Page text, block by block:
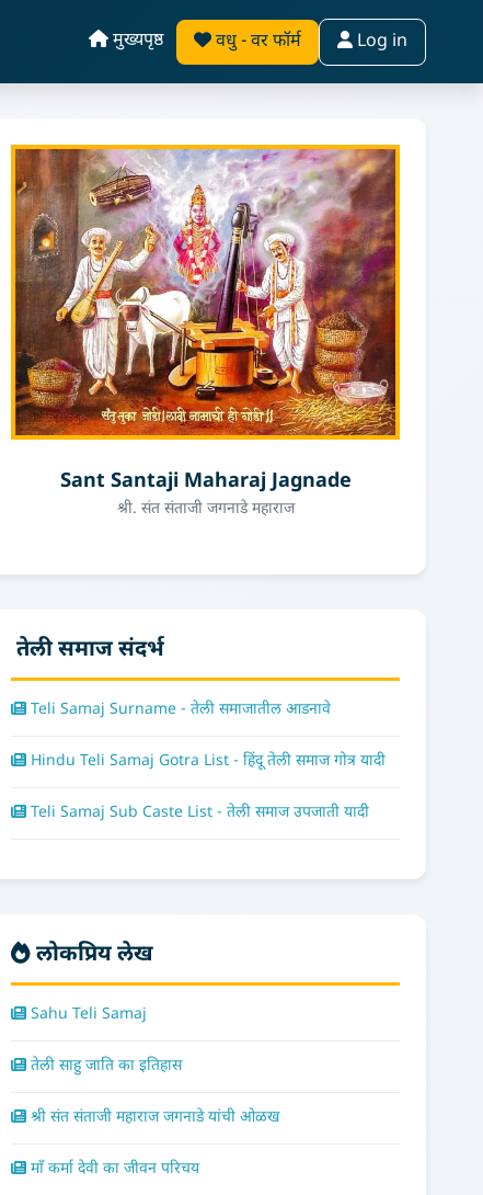
मुख्यपृष्ठ वधु - वर फॉर्म Log in
Sant Santaji Maharaj Jagnade
श्री. संत संताजी जगनाडे महाराज
तेली समाज संदर्भ
Teli Samaj Surname - तेली समाजातील आडनावे
Hindu Teli Samaj Gotra List - हिंदू तेली समाज गोत्र यादी
Teli Samaj Sub Caste List - तेली समाज उपजाती यादी
लोकप्रिय लेख
Sahu Teli Samaj
तेली साहु जाति का इतिहास
श्री संत संताजी महाराज जगनाडे यांची ओळख
माँ कर्मा देवी का जीवन परिचय